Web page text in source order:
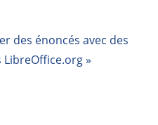
des énoncés avec des
»